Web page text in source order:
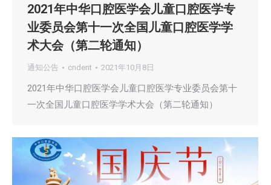
2021年中华口腔医学会儿童口腔医学专
业委员会第十一次全国儿童口腔医学学
术大会（第二轮通知）
通知公告 cndent 2021年10月8日
2021年中华口腔医学会儿童口腔医学专业委员会第十
一次全国儿童口腔医学学术大会（第二轮通知）